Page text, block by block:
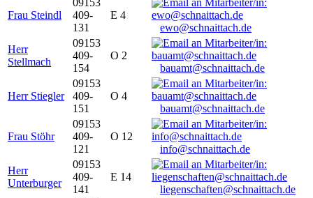
Frau Steindl
09153
409-
131
E 4
ewo@schnaittach.de
Herr
Stellmach
09153
409-
154
O 2
bauamt@schnaittach.de
Herr Stiegler
09153
409-
151
O 4
bauamt@schnaittach.de
Frau Stöhr
09153
409-
121
O 12
info@schnaittach.de
Herr
Unterburger
09153
409-
141
E 14
liegenschaften@schnaittach.de